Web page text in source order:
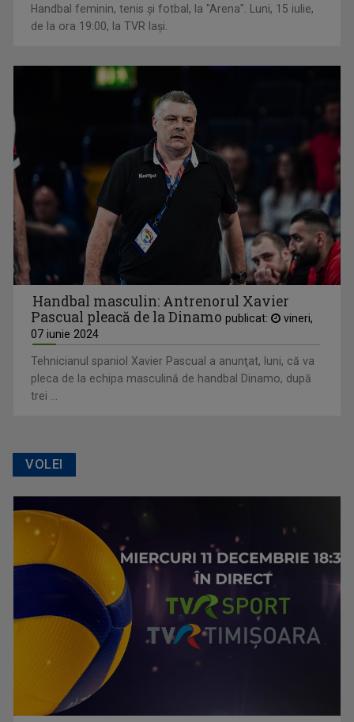
Handbal feminin, tenis și fotbal, la "Arena". Luni, 15 iulie,
de la ora 19:00, la TVR Iași.
Handbal masculin: Antrenorul Xavier
Pascual pleacă de la Dinamo publicat:
vineri,
07 iunie 2024
Tehnicianul spaniol Xavier Pascual a anunţat, luni, că va
pleca de la echipa masculină de handbal Dinamo, după
trei ...
VOLEI